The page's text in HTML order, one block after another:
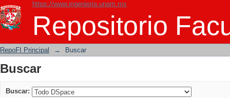
https://www.ingenieria.unam.mx
Repositorio
Buscar
RepoFI Principal → Buscar
Buscar
Buscar: